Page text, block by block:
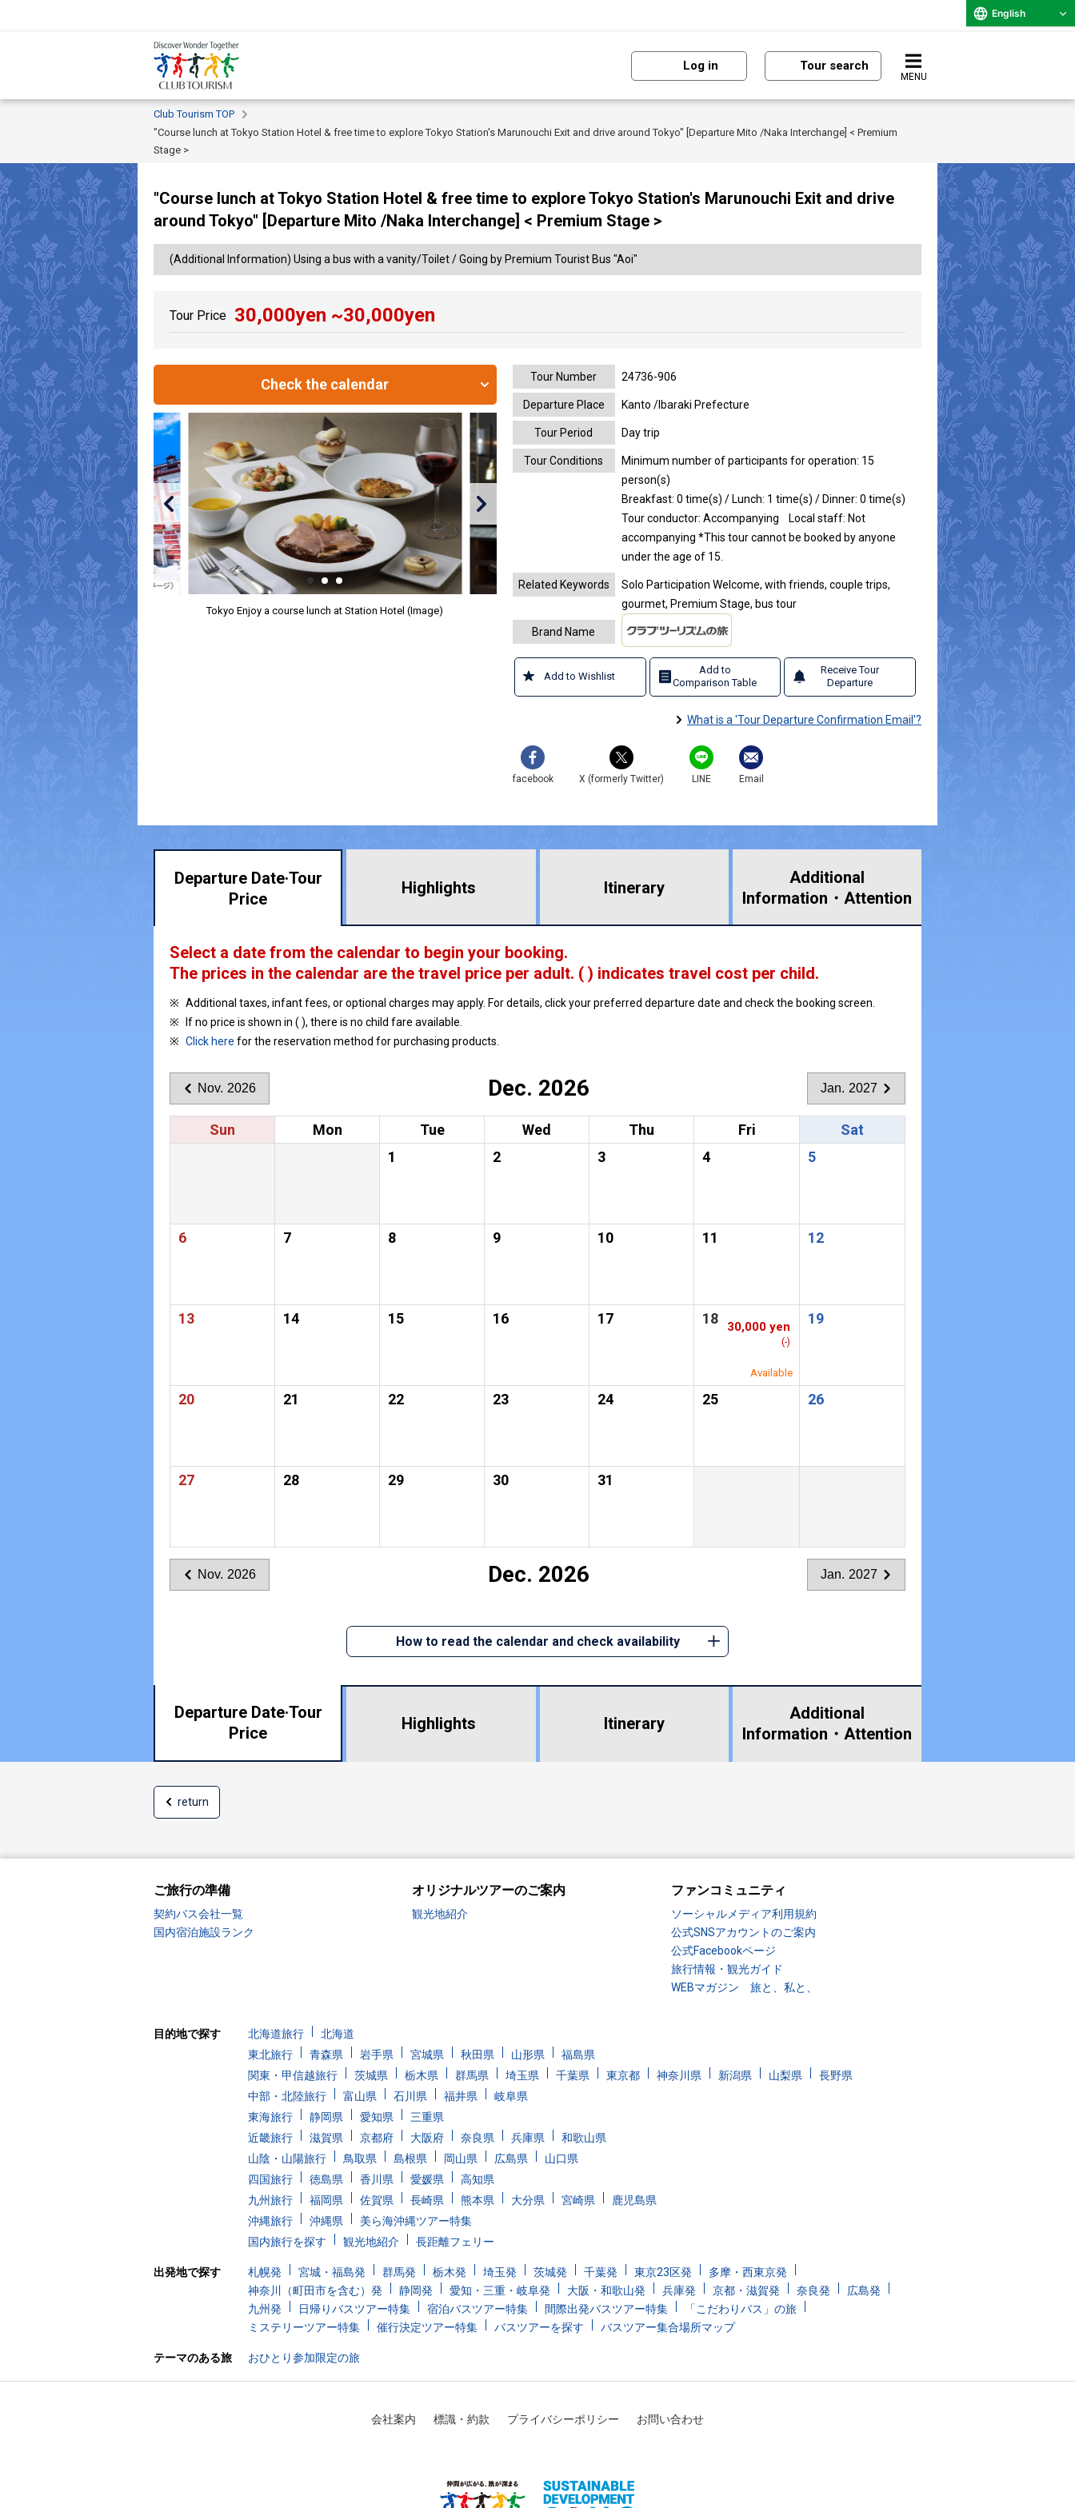
English
Log in Tour search
MENU
Club Tourism TOP
"Course lunch at Tokyo Station Hotel & free time to explore Tokyo Station's Marunouchi Exit and drive around Tokyo" [Departure Mito /Naka Interchange] < Premium
Stage >
"Course lunch at Tokyo Station Hotel & free time to explore Tokyo Station's Marunouchi Exit and drive
around Tokyo" [Departure Mito /Naka Interchange] < Premium Stage >
(Additional Information) Using a bus with a vanity/Toilet / Going by Premium Tourist Bus "Aoi"
Tour Price 30,000yen ~30,000yen
Check the calendar
Tokyo Enjoy a course lunch at Station Hotel (Image)
Tour Number 24736-906
Departure Place Kanto /Ibaraki Prefecture
Tour Period Day trip
Tour Conditions
Minimum number of participants for operation: 15
person(s)
Breakfast: 0 time(s) / Lunch: 1 time(s) / Dinner: 0 time(s)
Tour conductor: Accompanying
Local staff: Not
accompanying *This tour cannot be booked by anyone
under the age of 15.
Related Keywords
Solo Participation Welcome, with friends, couple trips,
gourmet, Premium Stage, bus tour
Brand Name
Add to Wishlist
Add to
Comparison Table
Receive Tour
Departure
What is a 'Tour Departure Confirmation Email'?
facebook X (formerly Twitter) LINE Email
Departure Date·Tour
Price
Highlights Itinerary
Additional
Information・ Attention
Select a date from the calendar to begin your booking.
The prices in the calendar are the travel price per adult. ( ) indicates travel cost per child.
Additional taxes, infant fees, or optional charges may apply. For details, click your preferred departure date and check the booking screen.
If no price is shown in ( ), there is no child fare available.
Click here for the reservation method for purchasing products.
Nov. 2026 Dec. 2026 Jan. 2027
Sun Mon Tue Wed Thu Fri
Sat
1
2 3 4 5
6 7 8 9 10 11 12
13 14 15 16 17 18 30,000 yen
(-)
Available
19
20 21 22 23 24 25 26
27 28 29 30 31
Nov. 2026 Dec. 2026 Jan. 2027
How to read the calendar and check availability
Departure Date·Tour
Price
Highlights Itinerary
Additional
Information・ Attention
return
ご旅行の準備
契約バス会社一覧
国内宿泊施設ランク
オリジナルツアーのご案内
観光地紹介
ファンコミュニティ
ソーシャルメディア利用規約
公式SNSアカウントのご案内
公式Facebookページ
旅行情報・観光ガイド
WEBマガジン 旅と、私と、
目的地で探す 北海道旅行
北海道
東北旅行
青森県 岩手県 宮城県 秋田県 山形県
福島県
関東・甲信越旅行
茨城県 栃木県 群馬県 埼玉県 千葉県 東京都 神奈川県 新潟県 山梨県
長野県
中部・北陸旅行
富山県 石川県 福井県
岐阜県
東海旅行
静岡県 愛知県
三重県
近畿旅行
滋賀県 京都府 大阪府 奈良県 兵庫県
和歌山県
山陰・山陽旅行
鳥取県 島根県 岡山県 広島県
山口県
四国旅行
徳島県 香川県 愛媛県
高知県
九州旅行
福岡県 佐賀県 長崎県 熊本県 大分県 宮崎県
鹿児島県
沖縄旅行
沖縄県
美ら海沖縄ツアー特集
国内旅行を探す
観光地紹介 長距離フェリー
出発地で探す 札幌発 宮城・福島発 群馬発 栃木発 埼玉発 茨城発 千葉発 東京23区発
多摩・西東京発
神奈川（町田市を含む）発
静岡発 愛知・三重・岐阜発 大阪・和歌山発 兵庫発 京都・滋賀発 奈良発
広島発
九州発
日帰りバスツアー特集 宿泊バスツアー特集 間際出発バスツアー特集
「こだわりバス」の旅
ミステリーツアー特集
催行決定ツアー特集 バスツアーを探す バスツアー集合場所マップ
テーマのある旅 おひとり参加限定の旅
会社案内 標識・約款 プライバシーポリシー お問い合わせ